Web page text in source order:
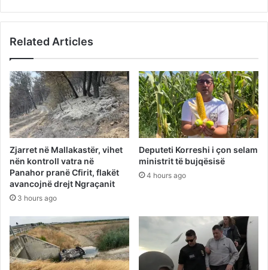
Related Articles
Zjarret në Mallakastër, vihet
nën kontroll vatra në
Panahor pranë Cfirit, flakët
avancojnë drejt Ngraçanit
3 hours ago
Deputeti Korreshi i çon selam
ministrit të bujqësisë
4 hours ago